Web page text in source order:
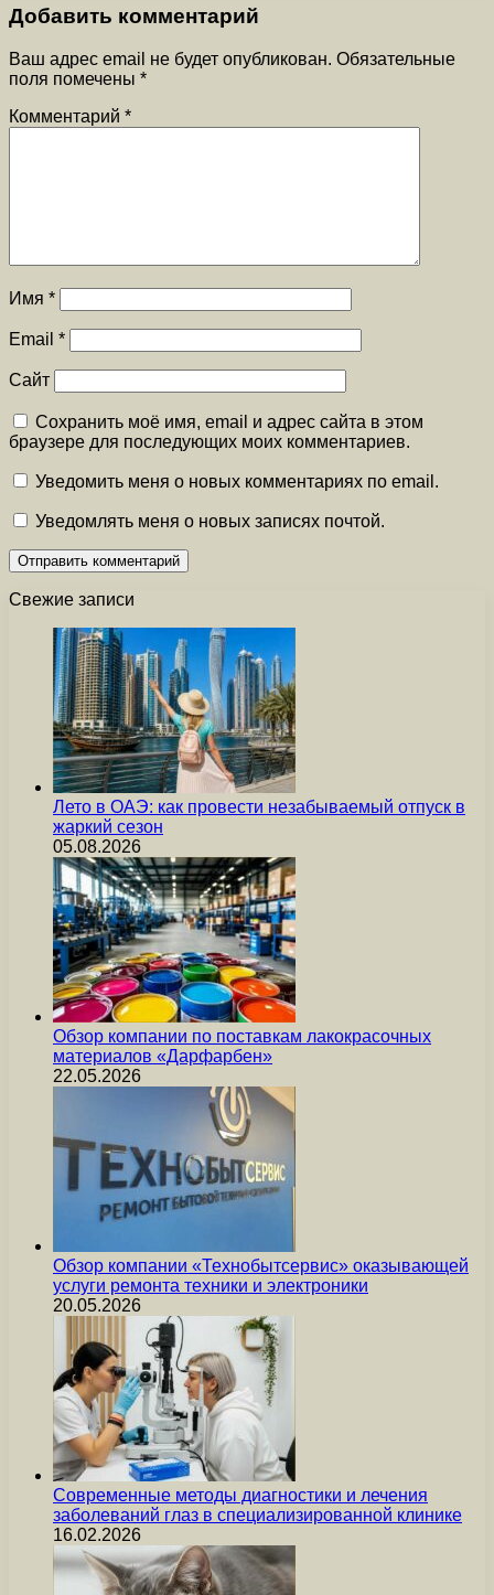
Добавить комментарий
Ваш адрес email не будет опубликован. Обязательные
поля помечены *
Комментарий *
Имя *
Email *
Сайт
Сохранить моё имя, email и адрес сайта в этом
браузере для последующих моих комментариев.
Уведомить меня о новых комментариях по email.
Уведомлять меня о новых записях почтой.
Свежие записи
Лето в ОАЭ: как провести незабываемый отпуск в
жаркий сезон
05.08.2026
Обзор компании по поставкам лакокрасочных
материалов «Дарфарбен»
22.05.2026
Обзор компании «Технобытсервис» оказывающей
услуги ремонта техники и электроники
20.05.2026
Современные методы диагностики и лечения
заболеваний глаз в специализированной клинике
16.02.2026